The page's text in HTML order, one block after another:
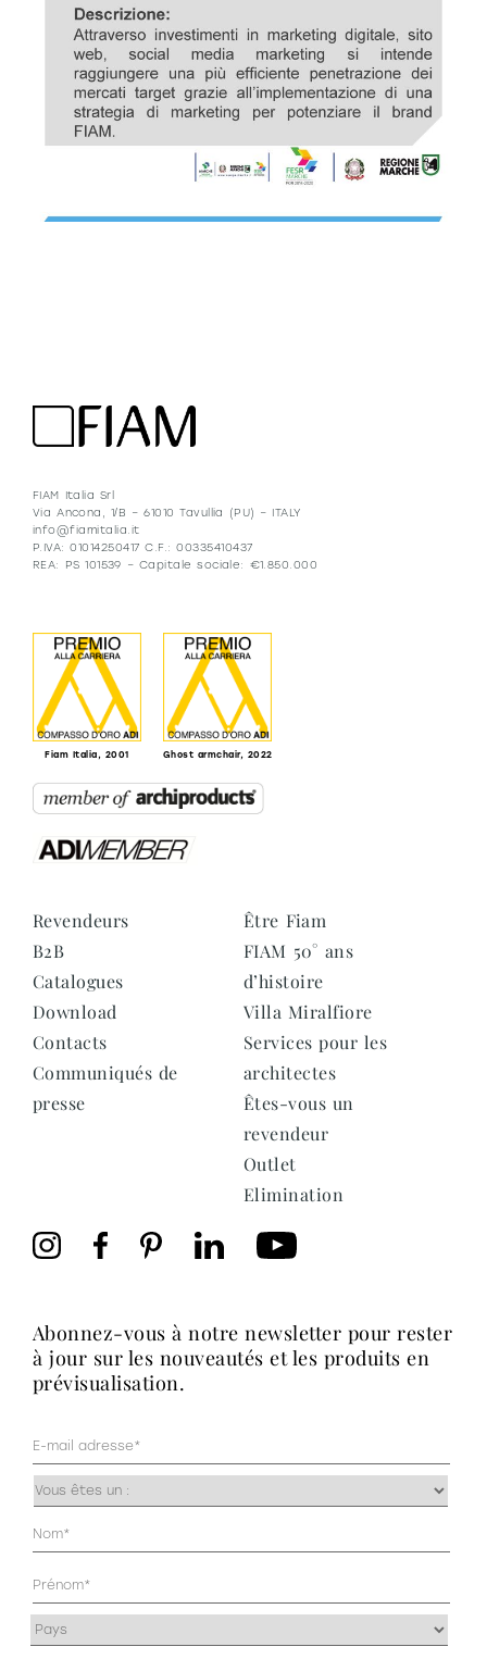
FIAM Italia Srl
Via Ancona, 1/B – 61010 Tavullia (PU) – ITALY
info@fiamitalia.it
P.IVA: 01014250417 C.F.: 00335410437
REA: PS 101539 – Capitale sociale: €1.850.000
Fiam Italia, 2001 Ghost armchair, 2022
Revendeurs
B2B
Catalogues
Download
Contacts
Communiqués de
presse
Être Fiam
FIAM 50° ans
d’histoire
Villa Miralfiore
Services pour les
architectes
Êtes-vous un
revendeur
Outlet
Elimination
abonnez-vous à notre newsletter pour rester
à jour sur les nouveautés et les produits en
prévisualisation.
Mail
(Nécessaire)
Occupazione
Anagrafica
Indirizzo